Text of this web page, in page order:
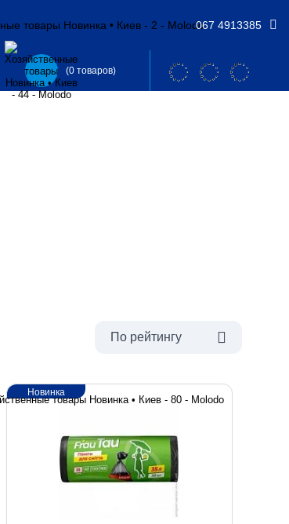
067 4913385
(0 товаров)
По рейтингу
Новинка